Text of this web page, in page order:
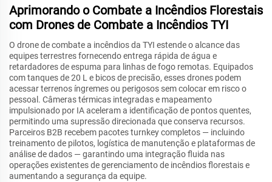
Aprimorando o Combate a Incêndios Florestais
com Drones de Combate a Incêndios TYI
O drone de combate a incêndios da TYI estende o alcance das
equipes terrestres fornecendo entrega rápida de água e
retardadores de espuma para linhas de fogo remotas. Equipados
com tanques de 20 L e bicos de precisão, esses drones podem
acessar terrenos íngremes ou perigosos sem colocar em risco o
pessoal. Câmeras térmicas integradas e mapeamento
impulsionado por IA aceleram a identificação de pontos quentes,
permitindo uma supressão direcionada que conserva recursos.
Parceiros B2B recebem pacotes turnkey completos — incluindo
treinamento de pilotos, logística de manutenção e plataformas de
análise de dados — garantindo uma integração fluida nas
operações existentes de gerenciamento de incêndios florestais e
aumentando a segurança da equipe.